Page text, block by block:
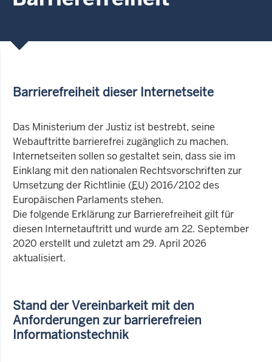
Barrierefreiheit dieser Internetseite
Das Ministerium der Justiz ist bestrebt, seine
Webauftritte barrierefrei zugänglich zu machen.
Internetseiten sollen so gestaltet sein, dass sie im
Einklang mit den nationalen Rechtsvorschriften zur
Umsetzung der Richtlinie (EU) 2016/2102 des
Europäischen Parlaments stehen.
Die folgende Erklärung zur Barrierefreiheit gilt für
diesen Internetauftritt und wurde am 22. September
2020 erstellt und zuletzt am 29. April 2026
aktualisiert.
Stand der Vereinbarkeit mit den
Anforderungen zur barrierefreien
Informationstechnik